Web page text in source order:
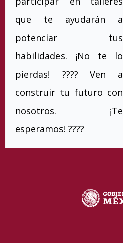
que te ayudarán a
potenciar tus
habilidades. ¡No te lo
pierdas! ???? Ven a
construir tu futuro con
nosotros. ¡Te
esperamos! ????